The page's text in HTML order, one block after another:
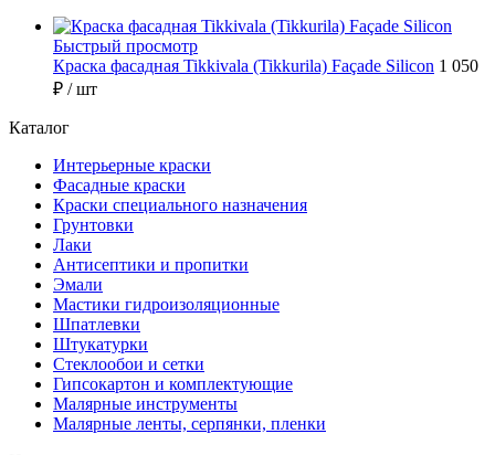
Быстрый просмотр
Краска фасадная Tikkivala (Tikkurila) Façade Silicon 1 050
₽ / шт
Каталог
Интерьерные краски
Фасадные краски
Краски специального назначения
Грунтовки
Лаки
Антисептики и пропитки
Эмали
Мастики гидроизоляционные
Шпатлевки
Штукатурки
Стеклообои и сетки
Гипсокартон и комплектующие
Малярные инструменты
Малярные ленты, серпянки, пленки